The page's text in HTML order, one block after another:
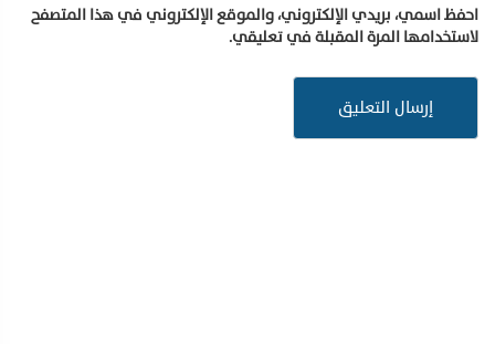
احفظ اسمي، بريدي الإلكتروني، والموقع الإلكتروني في هذا المتصفح
لاستخدامها المرة المقبلة في تعليقي.